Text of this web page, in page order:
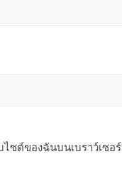
ซต์ของฉันบนเบราว์เซ